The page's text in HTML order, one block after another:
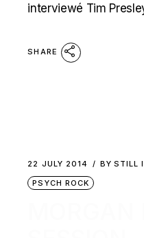
interviewé Tim
SHARE
22 JULY 2014 BY STILL
PSYCH ROCK